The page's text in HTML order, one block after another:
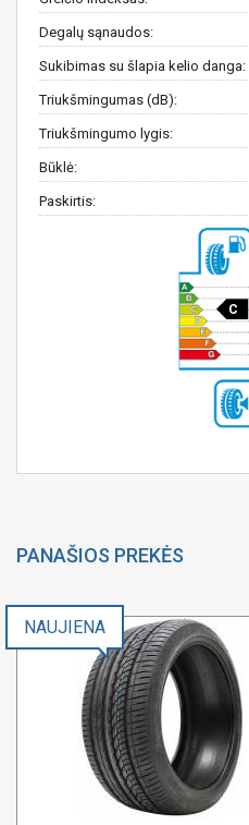
Degalų sąnaudos:
Sukibimas su šlapia kelio danga:
Triukšmingumas (dB):
Triukšmingumo lygis:
Būklė:
Paskirtis:
C
PANAŠIOS PREKĖS
NAUJIENA